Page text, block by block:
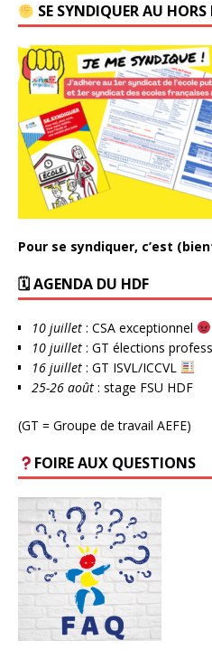
SE SYNDIQUER AU HORS
Pour se syndiquer, c’est
🗓 AGENDA DU HDF
10 juillet : CSA exceptionnel
10 juillet : GT élections
16 juillet : GT ISVL/ICCVL
25-26 août : stage FSU HDF
(GT = Groupe de travail AEFE)
FOIRE AUX QUESTIONS